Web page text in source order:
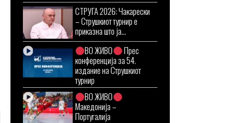
СТРУГА 2026: Чакарески
– Струшкиот турнир е
приказна што ја...
ВО ЖИВО
Прес
конференција за 54.
издание на Струшкиот
турнир
ВО ЖИВО
Македонија –
Португалија